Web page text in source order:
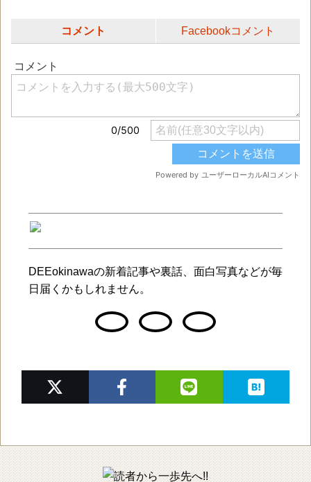
コメント Facebookコメント
DEEokinawaの新着記事や裏話、面白写真などが毎
日届くかもしれません。